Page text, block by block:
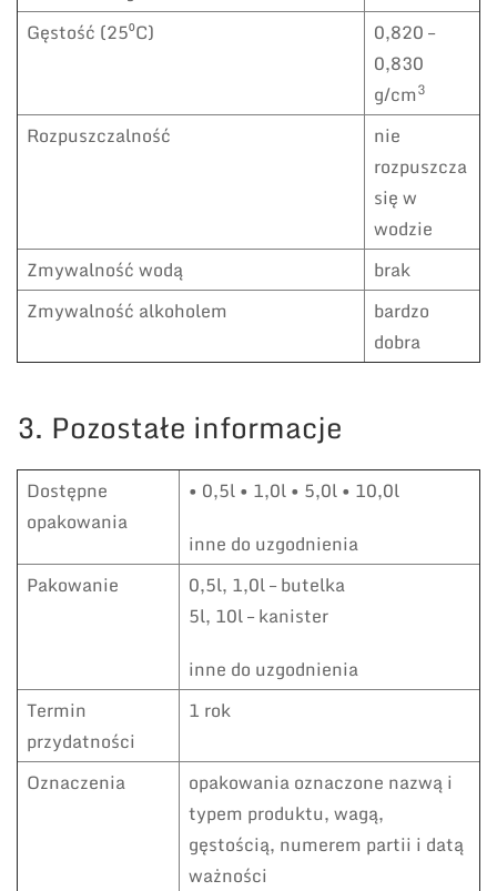
Gęstość (25⁰C)
0,820 –
0,830
g/cm3
Rozpuszczalność
nie
rozpuszcza
się w
wodzie
Zmywalność wodą
brak
Zmywalność alkoholem
bardzo
dobra
3. Pozostałe informacje
Dostępne
opakowania
• 0,5l • 1,0l • 5,0l • 10,0l
inne do uzgodnienia
Pakowanie
0,5l, 1,0l – butelka
5l, 10l – kanister
inne do uzgodnienia
Termin
przydatności
1 rok
Oznaczenia
opakowania oznaczone nazwą i
typem produktu, wagą,
gęstością, numerem partii i datą
ważności